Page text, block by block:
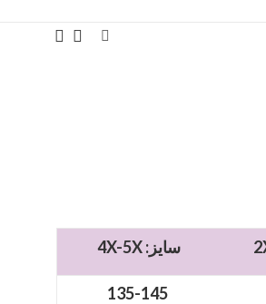
4X-5X :سایز
135-145